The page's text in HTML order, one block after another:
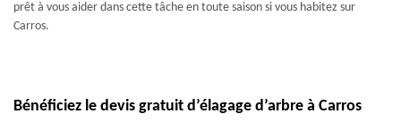
prêt à vous aider dans cette tâche en toute saison si vous habitez sur
Carros.
Bénéficiez le devis gratuit d’élagage d’arbre à Carros